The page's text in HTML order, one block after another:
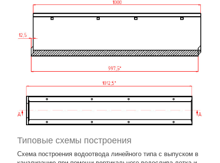
Типовые схемы построения
Схема построения водоотвода линейного типа с выпуском в